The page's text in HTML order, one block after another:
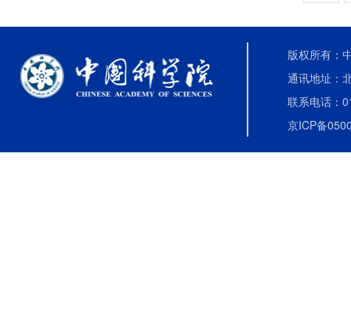
版权所有：
通讯地址：
联系电话：
京ICP备